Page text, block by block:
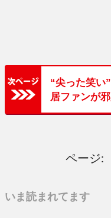
“尖った笑い
居ファンが
ページ:
いま読まれてます